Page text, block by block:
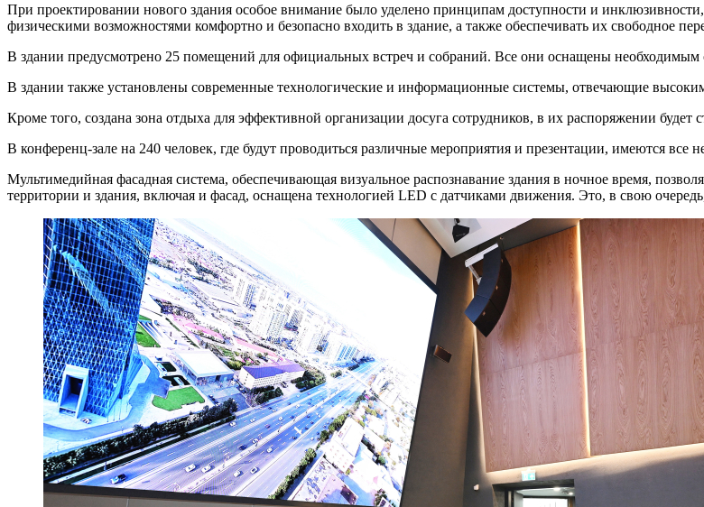
При проектировании нового здания особое внимание было уделено принципам доступности и
физическими возможностями комфортно и безопасно входить в здание, а также обеспечивать их свободное
В здании предусмотрено 25 помещений для официальных встреч и собраний. Все они оснащены необходимым
В здании также установлены современные технологические и информационные системы, отвечающие высоким
Кроме того, создана зона отдыха для эффективной организации досуга сотрудников, в их распоряжении будет
В конференц-зале на 240 человек, где будут проводиться различные мероприятия и презентации, имеются все
Мультимедийная фасадная система, обеспечивающая визуальное распознавание здания в ночное время,
территории и здания, включая и фасад, оснащена технологией LED с датчиками движения. Это, в свою